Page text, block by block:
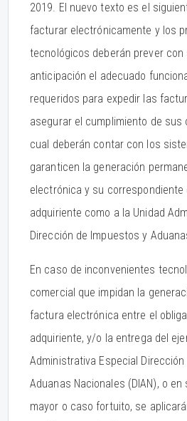
2019. El nuevo texto es el
facturar electrónicamente y los
tecnológicos deberán prever
anticipación el adecuado
requeridos para expedir las
asegurar el cumplimiento de sus
cual deberán contar con los
garanticen la generación
electrónica y su correspondiente
adquiriente como a la Unidad
Dirección de Impuestos y
En caso de inconvenientes
comercial que impidan la
factura electrónica entre el
adquiriente, y/o la entrega del
Administrativa Especial
Aduanas Nacionales (DIAN), o
mayor o caso fortuito, se